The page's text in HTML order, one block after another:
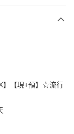
】【現+預】☆流行